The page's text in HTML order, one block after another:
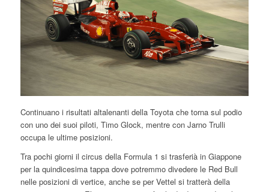
Continuano i risultati altalenanti della Toyota che torna sul podio
con uno dei suoi piloti, Timo Glock, mentre con Jarno Trulli
occupa le ultime posizioni.
Tra pochi giorni il circus della Formula 1 si trasferià in Giappone
per la quindicesima tappa dove potremmo divedere le Red Bull
nelle posizioni di vertice, anche se per Vettel si tratterà della